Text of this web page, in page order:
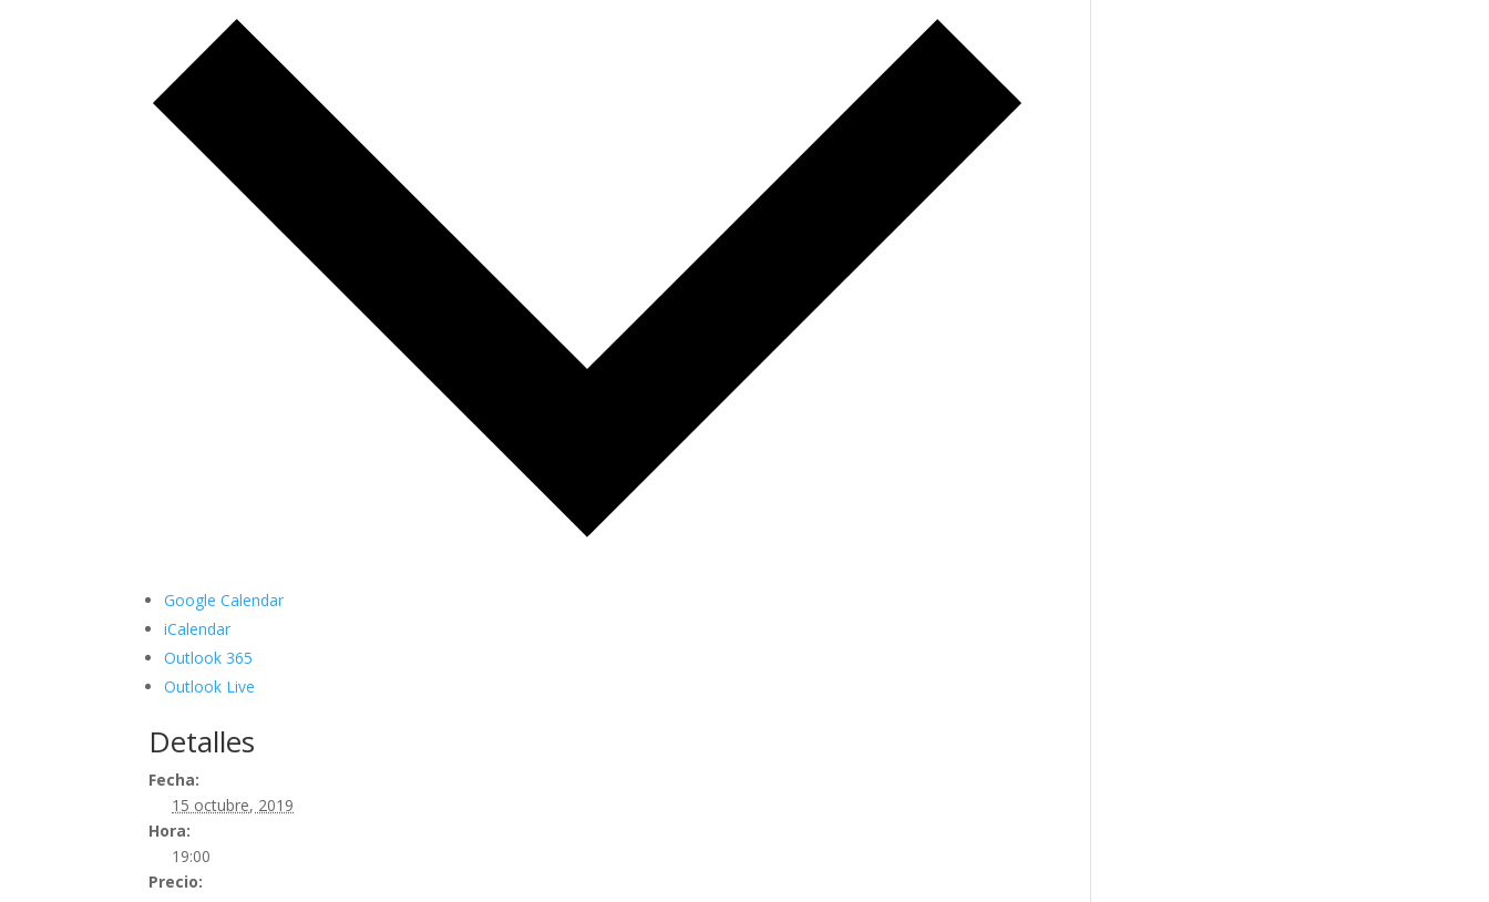
Google Calendar
iCalendar
Outlook 365
Outlook Live
Detalles
Fecha:
15 octubre, 2019
Hora:
19:00
Precio: